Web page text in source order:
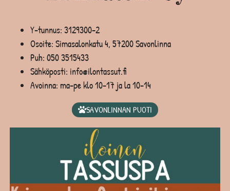
Y-tunnus: 3129300-2
Osoite: Simasalonkatu 4, 57200 Savonlinna
Puh: 050 3515433
Sähköposti: info@ilontassut.fi
Avoinna: ma-pe klo 10-17 ja la 10-14
SAVONLINNAN PUOTI